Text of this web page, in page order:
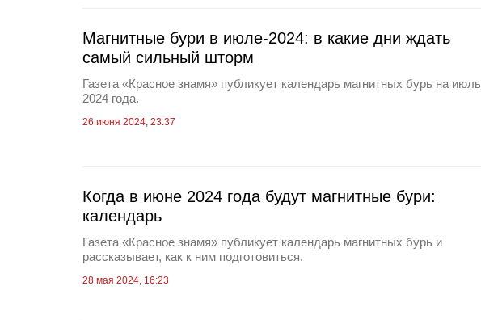
Магнитные бури в июле-2024: в какие дни ждать
самый сильный шторм
Газета «Красное знамя» публикует календарь магнитных бурь на июль
2024 года.
26 июня 2024, 23:37
Когда в июне 2024 года будут магнитные бури:
календарь
Газета «Красное знамя» публикует календарь магнитных бурь и
рассказывает, как к ним подготовиться.
28 мая 2024, 16:23